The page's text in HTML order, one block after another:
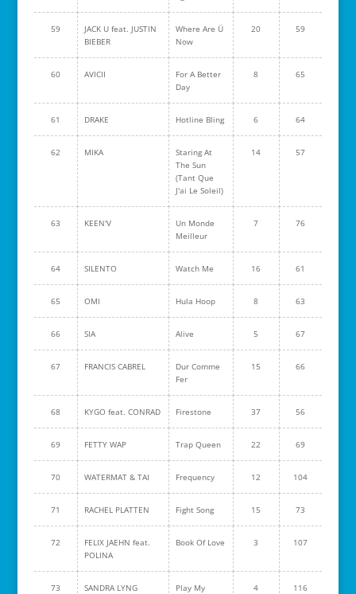
59
JACK U feat. JUSTIN
BIEBER
Where Are Ü
Now
20 59
60 AVICII
For A Better
Day
8 65
61 DRAKE Hotline Bling 6 64
62 MIKA
Staring At
The Sun
(Tant Que
J'ai Le Soleil)
14 57
63 KEEN'V
Un Monde
Meilleur
7 76
64 SILENTO Watch Me 16 61
65 OMI Hula Hoop 8 63
66 SIA Alive 5 67
67 FRANCIS CABREL
Dur Comme
Fer
15 66
68 KYGO feat. CONRAD Firestone 37 56
69 FETTY WAP Trap Queen 22 69
70 WATERMAT & TAI Frequency 12 104
71 RACHEL PLATTEN Fight Song 15 73
72
FELIX JAEHN feat.
POLINA
Book Of Love 3 107
73 SANDRA LYNG
Play My
4 116